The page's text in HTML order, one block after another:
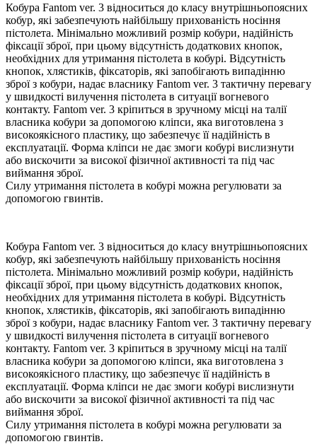
Кобура Fantom ver. 3 відноситься до класу внутрішньопоясних
кобур, які забезпечують найбільшу прихованість носіння
пістолета. Мінімально можливий розмір кобури, надійність
фіксації зброї, при цьому відсутність додаткових кнопок,
необхідних для утримання пістолета в кобурі. Відсутність
кнопок, хлястиків, фіксаторів, які запобігають випадінню
зброї з кобури, надає власнику Fantom ver. 3 тактичну перевагу
у швидкості вилучення пістолета в ситуації вогневого
контакту. Fantom ver. 3 кріпиться в зручному місці на талії
власника кобури за допомогою кліпси, яка виготовлена з
високоякісного пластику, що забезпечує її надійність в
експлуатації. Форма кліпси не дає змоги кобурі вислизнути
або вискочити за високої фізичної активності та під час
виймання зброї.
Силу утримання пістолета в кобурі можна регулювати за
допомогою гвинтів.
Кобура Fantom ver. 3 відноситься до класу внутрішньопоясних
кобур, які забезпечують найбільшу прихованість носіння
пістолета. Мінімально можливий розмір кобури, надійність
фіксації зброї, при цьому відсутність додаткових кнопок,
необхідних для утримання пістолета в кобурі. Відсутність
кнопок, хлястиків, фіксаторів, які запобігають випадінню
зброї з кобури, надає власнику Fantom ver. 3 тактичну перевагу
у швидкості вилучення пістолета в ситуації вогневого
контакту. Fantom ver. 3 кріпиться в зручному місці на талії
власника кобури за допомогою кліпси, яка виготовлена з
високоякісного пластику, що забезпечує її надійність в
експлуатації. Форма кліпси не дає змоги кобурі вислизнути
або вискочити за високої фізичної активності та під час
виймання зброї.
Силу утримання пістолета в кобурі можна регулювати за
допомогою гвинтів.